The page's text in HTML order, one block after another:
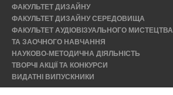
ФАКУЛЬТЕТ ДИЗАЙНУ
ФАКУЛЬТЕТ ДИЗАЙНУ СЕРЕДОВИЩА
ФАКУЛЬТЕТ АУДІОВІЗУАЛЬНОГО МИСТЕЦТВА
ТА ЗАОЧНОГО НАВЧАННЯ
НАУКОВО-МЕТОДИЧНА ДІЯЛЬНІСТЬ
ТВОРЧІ АКЦІЇ ТА КОНКУРСИ
ВИДАТНІ ВИПУСКНИКИ